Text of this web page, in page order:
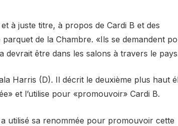
à juste titre, à propos de Cardi B et des
de la Chambre. «Ils se demandent
devrait être dans les salons à travers le
Harris (D). Il décrit le deuxième plus haut
et l’utilise pour «promouvoir» Cardi B.
utilisé sa renommée pour promouvoir cette